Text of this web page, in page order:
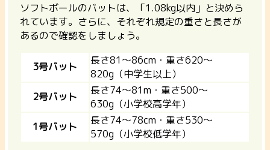
ソフトボールのバットは、「1.08kg以内」と決めら
れています。さらに、それぞれ規定の重さと長さが
あるので確認をしましょう。
3号バット
長さ81～86cm・重さ620～
820g（中学生以上）
2号バット
長さ74～81m・重さ500～
630g（小学校高学年）
1号バット
長さ74～78cm・重さ530～
570g（小学校低学年）